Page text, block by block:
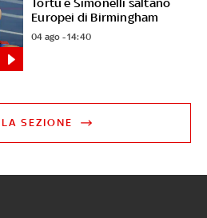
Tortu e Simonelli saltano
Europei di Birmingham
04 ago - 14:40
SEZIONE